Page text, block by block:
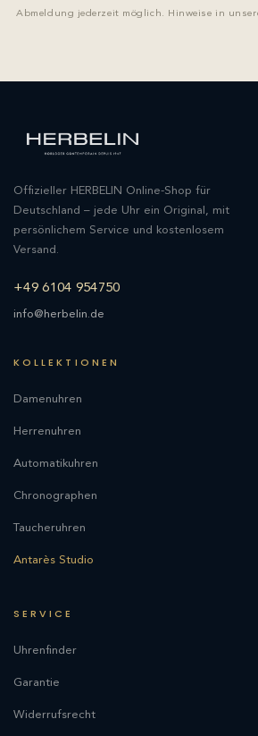
Abmeldung jederzeit möglich. Hinweise in
Offizieller HERBELIN Online-Shop für
Deutschland – jede Uhr ein Original, mit
persönlichem Service und kostenlosem
Versand.
+49 6104 954750
info@herbelin.de
KOLLEKTIONEN
Damenuhren
Herrenuhren
Automatikuhren
Chronographen
Taucheruhren
Antarès Studio
SERVICE
Uhrenfinder
Garantie
Widerrufsrecht